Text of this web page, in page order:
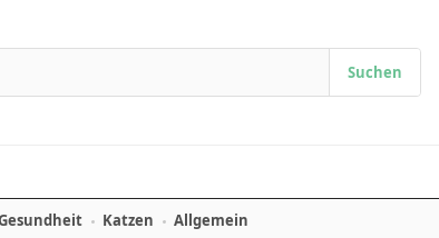
Suchen
Katzen Allgemein